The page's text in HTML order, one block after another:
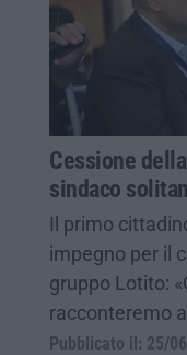
Cessione
sindaco
Il primo
impegno per il
gruppo Lotito:
racconteremo
Pubblicato il: 25/